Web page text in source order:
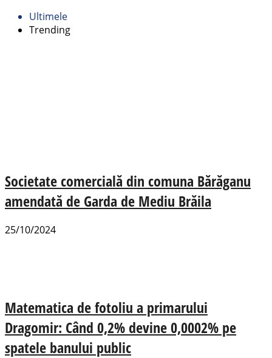
Ultimele
Trending
Societate comercială din comuna Bărăganu
amendată de Garda de Mediu Brăila
25/10/2024
Matematica de fotoliu a primarului
Dragomir: Când 0,2% devine 0,0002% pe
spatele banului public